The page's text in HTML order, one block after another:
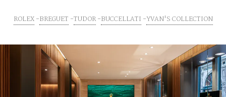
ROLEX BREGUET TUDOR BUCCELLATI YVAN'S COLLECTION